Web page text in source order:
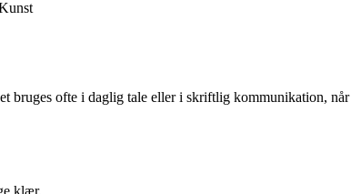
bruges ofte i daglig tale eller i skriftlig kommunikation,
klær.